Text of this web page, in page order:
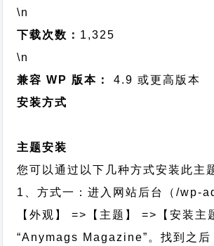
\n
下载次数： 1,325
\n
兼容 WP 版本：
4.9 或更高版本
安装方式
主题安装
您可以通过以下几种方式安装此主
1、方式一：进入网站后台（/wp-
【外观】 =>【主题】 =>【安装主
“Anymags Magazine”。找到之后